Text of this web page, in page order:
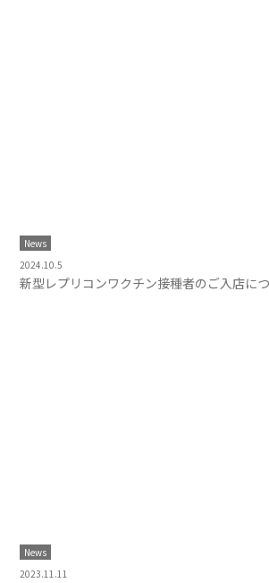
News
2024.10.5
新型レプリコンワクチン接種者のご入店に
News
2023.11.11